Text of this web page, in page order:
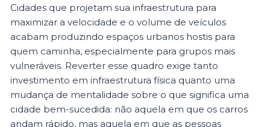
Cidades que projetam sua infraestrutura para
maximizar a velocidade e o volume de veículos
acabam produzindo espaços urbanos hostis para
quem caminha, especialmente para grupos mais
vulneráveis. Reverter esse quadro exige tanto
investimento em infraestrutura física quanto uma
mudança de mentalidade sobre o que significa uma
cidade bem-sucedida: não aquela em que os carros
andam rápido, mas aquela em que as pessoas